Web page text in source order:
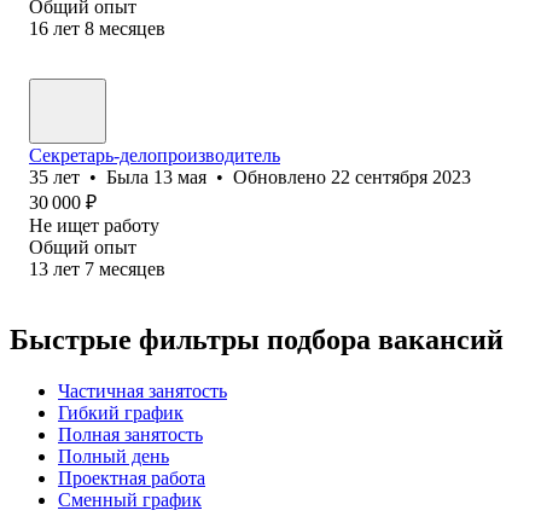
Общий опыт
16 лет 8 месяцев
Секретарь-делопроизводитель
35 лет • Была 13 мая • Обновлено 22 сентября 2023
30 000 ₽
Не ищет работу
Общий опыт
13 лет 7 месяцев
Быстрые фильтры подбора вакансий
Частичная занятость
Гибкий график
Полная занятость
Полный день
Проектная работа
Сменный график